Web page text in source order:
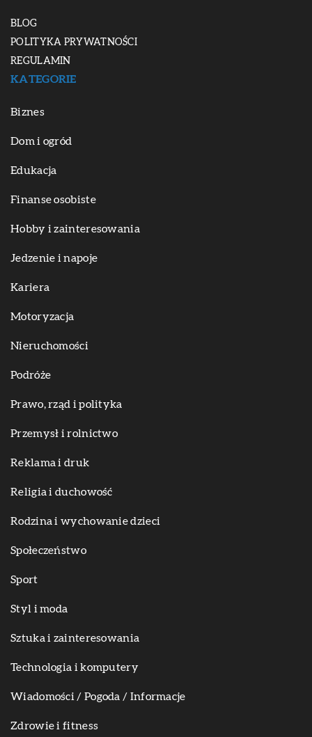
BLOG
POLITYKA PRYWATNOŚCI
REGULAMIN
KATEGORIE
Biznes
Dom i ogród
Edukacja
Finanse osobiste
Hobby i zainteresowania
Jedzenie i napoje
Kariera
Motoryzacja
Nieruchomości
Podróże
Prawo, rząd i polityka
Przemysł i rolnictwo
Reklama i druk
Religia i duchowość
Rodzina i wychowanie dzieci
Społeczeństwo
Sport
Styl i moda
Sztuka i zainteresowania
Technologia i komputery
Wiadomości / Pogoda / Informacje
Zdrowie i fitness